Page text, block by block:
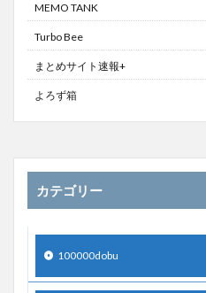
MEMO TANK
Turbo Bee
まとめサイト速報+
よろず箱
カテゴリー
100000dobu